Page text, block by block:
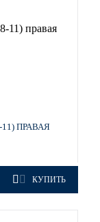
11) ПРАВАЯ
КУПИТЬ